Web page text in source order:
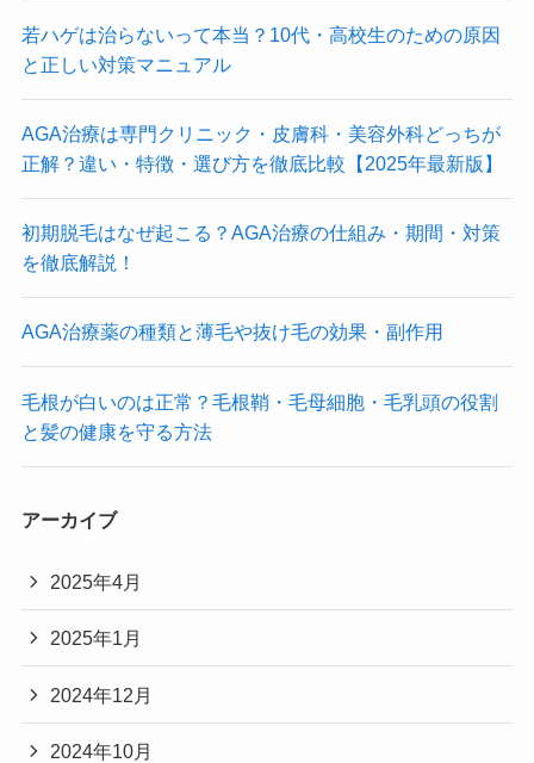
若ハゲは治らないって本当？10代・高校生のための原因
と正しい対策マニュアル
AGA治療は専門クリニック・皮膚科・美容外科どっちが
正解？違い・特徴・選び方を徹底比較【2025年最新版】
初期脱毛はなぜ起こる？AGA治療の仕組み・期間・対策
を徹底解説！
AGA治療薬の種類と薄毛や抜け毛の効果・副作用
毛根が白いのは正常？毛根鞘・毛母細胞・毛乳頭の役割
と髪の健康を守る方法
アーカイブ
2025年4月
2025年1月
2024年12月
2024年10月